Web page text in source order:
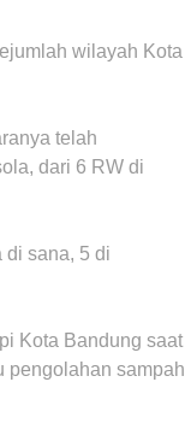
wilayah Kota
telah
dari 6 RW di
di sana, 5 di
Kota Bandung saat
pengolahan sampah